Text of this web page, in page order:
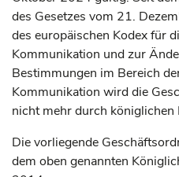
des Gesetzes vom 21.
des europäischen Kodex für
Kommunikation und zur
Bestimmungen im Bereich
Kommunikation wird die
nicht mehr durch königlichen
Die vorliegende
dem oben genannten